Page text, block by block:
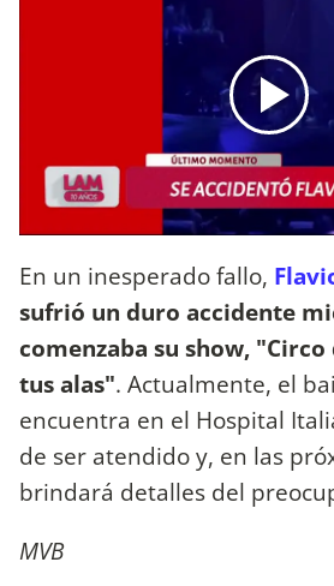
En un inesperado fallo,
sufrió un duro accidente
comenzaba su show,
tus alas". Actualmente, el
encuentra en el Hospital
de ser atendido y, en las
brindará detalles del
MVB